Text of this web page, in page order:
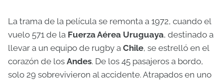
La trama de la película se remonta a 1972, cuando el
vuelo 571 de la Fuerza Aérea Uruguaya, destinado a
llevar a un equipo de rugby a Chile, se estrelló en el
corazón de los Andes. De los 45 pasajeros a bordo,
solo 29 sobrevivieron al accidente. Atrapados en uno